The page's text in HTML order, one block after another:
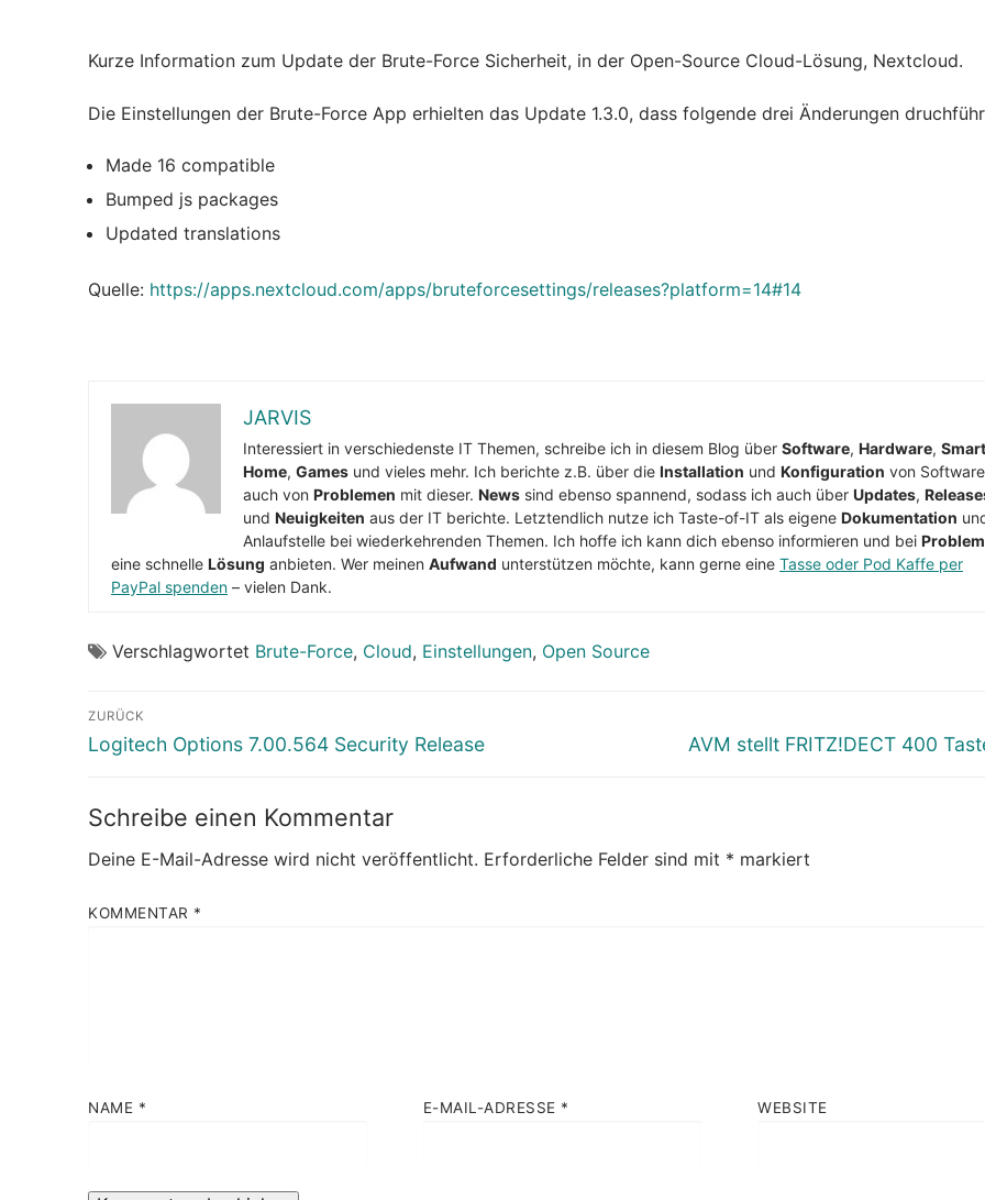
Kurze Information zum Update der Brute-Force Sicherheit, in der Open-Source Cloud-Lösung, Nextcloud.
Die Einstellungen der Brute-Force App erhielten das Update 1.3.0, dass folgende drei Änderungen
Made 16 compatible
Bumped js packages
Updated translations
Quelle: https://apps.nextcloud.com/apps/bruteforcesettings/releases?platform=14#14
JARVIS
Interessiert in verschiedenste IT Themen, schreibe ich in diesem Blog über Software, Hardware, Smart
Home, Games und vieles mehr. Ich berichte z.B. über die Installation und Konfiguration von
auch von Problemen mit dieser. News sind ebenso spannend, sodass ich auch über Updates,
und Neuigkeiten aus der IT berichte. Letztendlich nutze ich Taste-of-IT als eigene Dokumentation
Anlaufstelle bei wiederkehrenden Themen. Ich hoffe ich kann dich ebenso informieren und bei
eine schnelle Lösung anbieten. Wer meinen Aufwand unterstützen möchte, kann gerne eine Tasse oder Pod Kaffe per
PayPal spenden – vielen Dank.
Verschlagwortet Brute-Force, Cloud, Einstellungen, Open Source
Beitragsnavigation
ZURÜCK
Vorheriger
Logitech Options 7.00.564 Security Release
Nächster
AVM stellt FRITZ!DECT 400
Schreibe einen Kommentar
Deine E-Mail-Adresse wird nicht veröffentlicht. Erforderliche Felder sind mit * markiert
KOMMENTAR *
NAME * E-MAIL-ADRESSE * WEBSITE